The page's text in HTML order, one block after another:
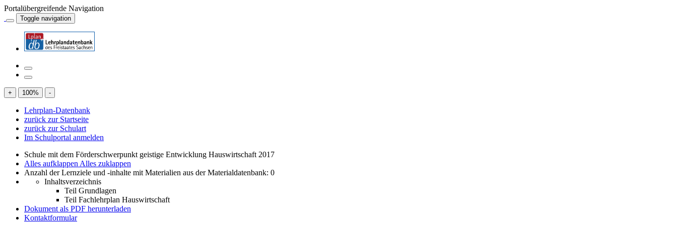
Portalübergreifende Navigation
Toggle navigation
+ 100% -
Lehrplan-Datenbank
zurück zur Startseite
zurück zur Schulart
Im Schulportal anmelden
Schule mit dem Förderschwerpunkt geistige Entwicklung Hauswirtschaft 2017
Alles aufklappen Alles zuklappen
Anzahl der Lernziele und -inhalte mit Materialien aus der Materialdatenbank: 0
Inhaltsverzeichnis
Teil Grundlagen
Teil Fachlehrplan Hauswirtschaft
Dokument als PDF herunterladen
Kontaktformular